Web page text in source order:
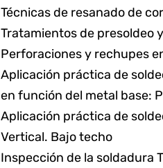
Técnicas de resanado de
Tratamientos de presoldeo
Perforaciones y rechupes
Aplicación práctica de
en función del metal base:
Aplicación práctica de
Vertical. Bajo techo
Inspección de la soldadura